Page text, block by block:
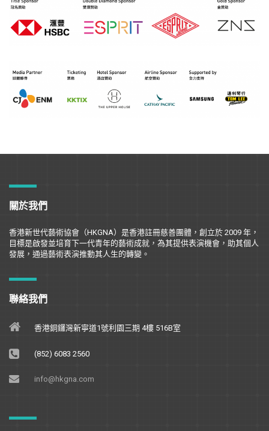
關於我們
香港新世代藝術協會（HKGNA）是香港註冊慈善團體，創立於 2009 年，
目標是啟發並培育下一代青年的藝術成就，為其提供表演機會，助其個人
發展，通過藝術表演推動其人生的轉變。
聯絡我們
香港銅鑼灣新寧道1號利園三期 4樓 516B室
(852) 6083 2560
info@hkgna.com